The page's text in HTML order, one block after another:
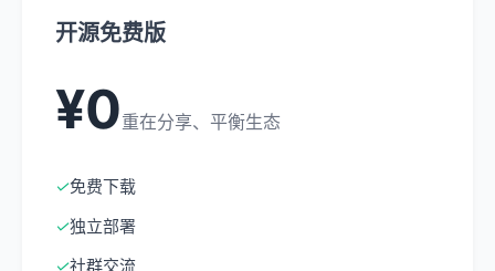
开源免费版
¥0重在分享、平衡生态
✓免费下载
✓独立部署
✓社群交流